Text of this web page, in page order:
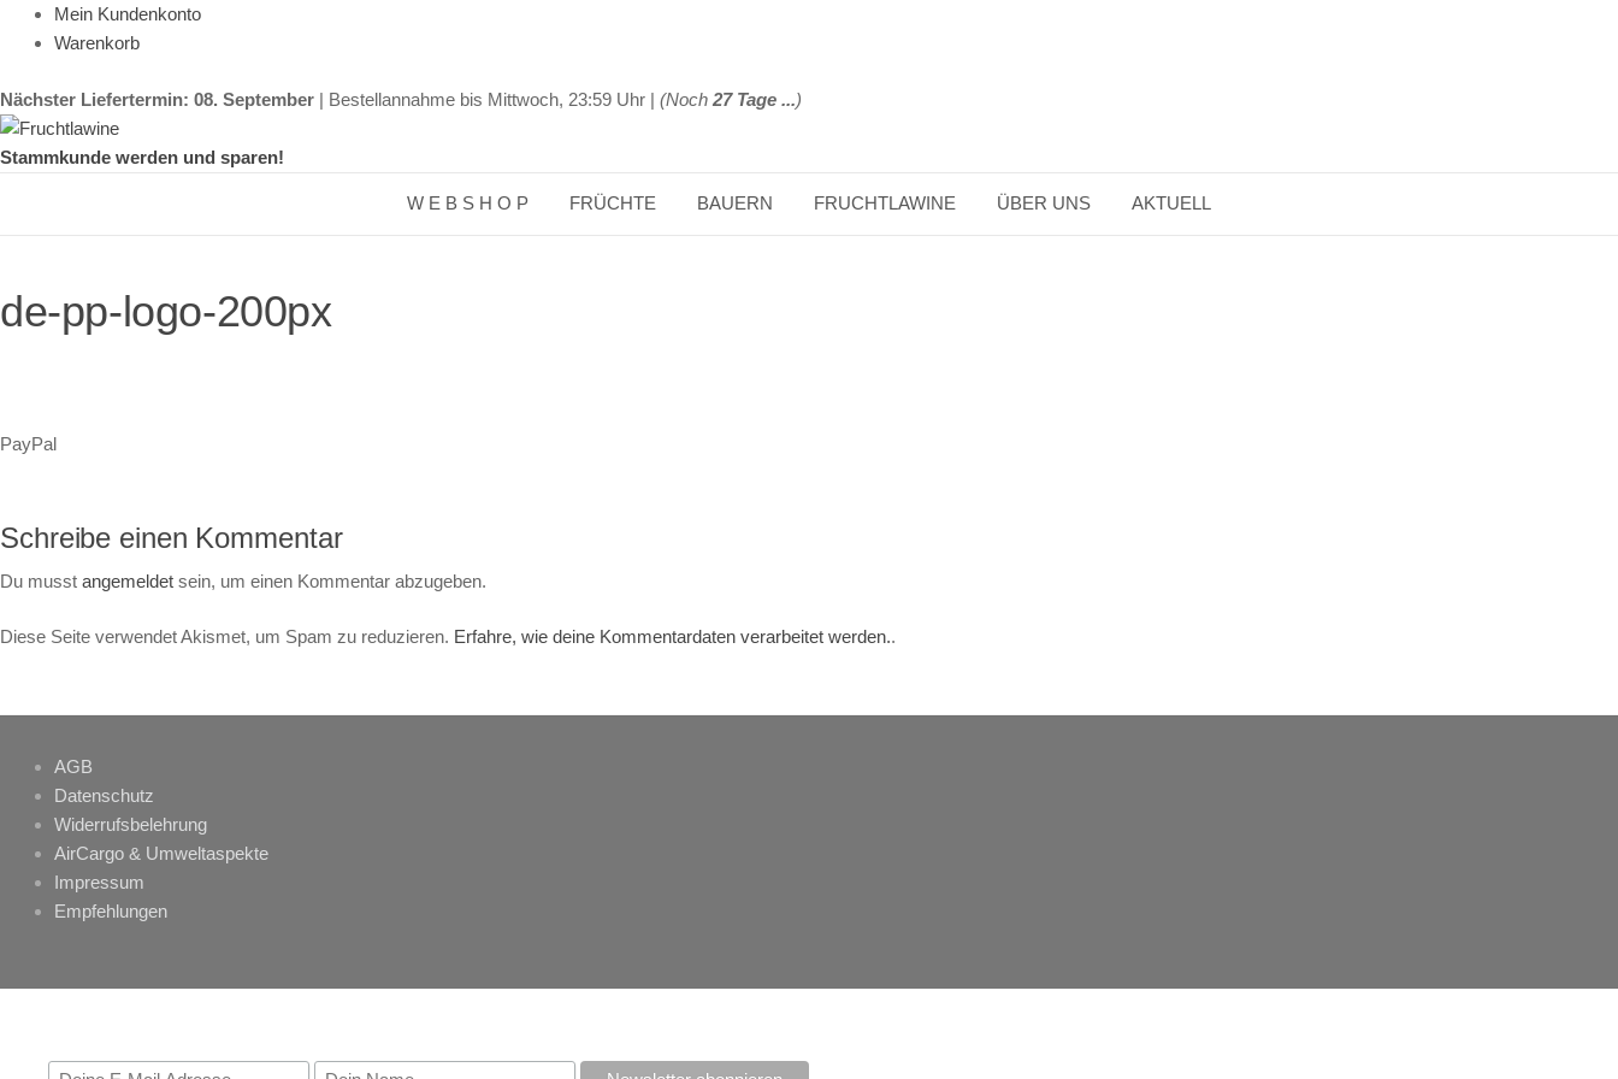
Mein Kundenkonto
Warenkorb
Nächster Liefertermin: 08. September | Bestellannahme bis Mittwoch, 23:59 Uhr | (Noch 27 Tage ...)
Stammkunde werden und sparen!
W E B S H O P FRÜCHTE BAUERN FRUCHTLAWINE ÜBER UNS AKTUELL
de-pp-logo-200px
PayPal
Schreibe einen Kommentar
Du musst angemeldet sein, um einen Kommentar abzugeben.
Diese Seite verwendet Akismet, um Spam zu reduzieren. Erfahre, wie deine Kommentardaten verarbeitet werden..
AGB
Datenschutz
Widerrufsbelehrung
AirCargo & Umweltaspekte
Impressum
Empfehlungen